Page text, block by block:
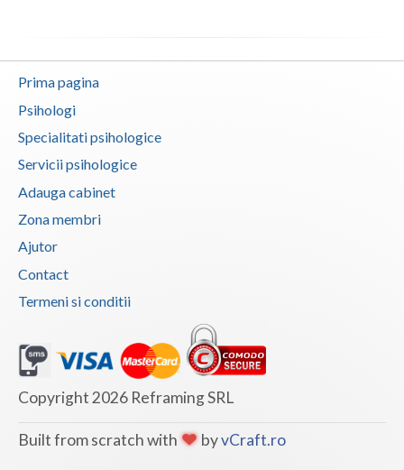
Teleorman
Timis
Valcea
Vaslui
Vrancea
Prima pagina
Psihologi
Specialitati psihologice
Servicii psihologice
Adauga cabinet
Zona membri
Ajutor
Contact
Termeni si conditii
Copyright 2026 Reframing SRL
Built from scratch with byvCraft.ro